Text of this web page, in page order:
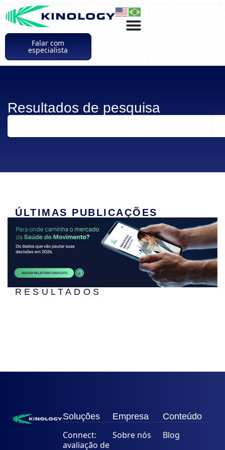
Falar com
especialista
Resultados de pesquisa
ÚLTIMAS PUBLICAÇÕES
RESULTADOS
Soluções
Connect:
avaliação de
Empresa
Sobre nós
Conteúdo
Blog